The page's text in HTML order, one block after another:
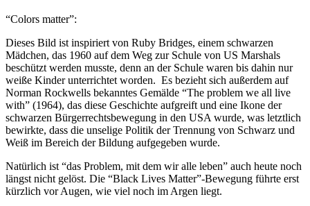
“Colors matter”:
Dieses Bild ist inspiriert von Ruby Bridges, einem schwarzen
Mädchen, das 1960 auf dem Weg zur Schule von US Marshals
beschützt werden musste, denn an der Schule waren bis dahin nur
weiße Kinder unterrichtet worden. Es bezieht sich außerdem auf
Norman Rockwells bekanntes Gemälde “The problem we all live
with” (1964), das diese Geschichte aufgreift und eine Ikone der
schwarzen Bürgerrechtsbewegung in den USA wurde, was letztlich
bewirkte, dass die unselige Politik der Trennung von Schwarz und
Weiß im Bereich der Bildung aufgegeben wurde.
Natürlich ist “das Problem, mit dem wir alle leben” auch heute noch
längst nicht gelöst. Die “Black Lives Matter”-Bewegung führte erst
kürzlich vor Augen, wie viel noch im Argen liegt.